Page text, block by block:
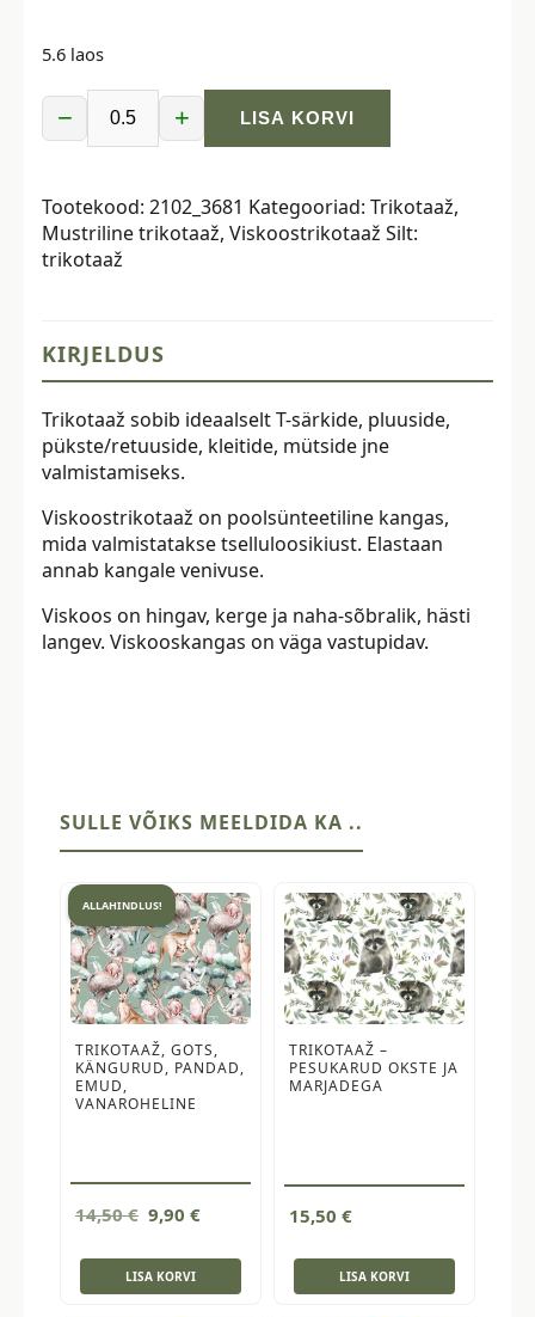
5.6 laos
−
Viskoostrikotaaž
lilled
kogus
+ LISA KORVI
Tootekood: 2102_3681 Kategooriad: Trikotaaž,
Mustriline trikotaaž, Viskoostrikotaaž Silt:
trikotaaž
KIRJELDUS
Trikotaaž sobib ideaalselt T-särkide, pluuside,
pükste/retuuside, kleitide, mütside jne
valmistamiseks.
Viskoostrikotaaž on poolsünteetiline kangas,
mida valmistatakse tselluloosikiust. Elastaan
annab kangale venivuse.
Viskoos on hingav, kerge ja naha-sõbralik, hästi
langev. Viskooskangas on väga vastupidav.
SULLE VÕIKS MEELDIDA KA ..
ALLAHINDLUS!
TRIKOTAAŽ, GOTS,
KÄNGURUD, PANDAD,
EMUD,
VANAROHELINE
14,50€ Algne
oli:
14,50 €.
9,90 €Current
is:
LISA KORVI
TRIKOTAAŽ –
PESUKARUD OKSTE JA
MARJADEGA
15,50 €
LISA KORVI